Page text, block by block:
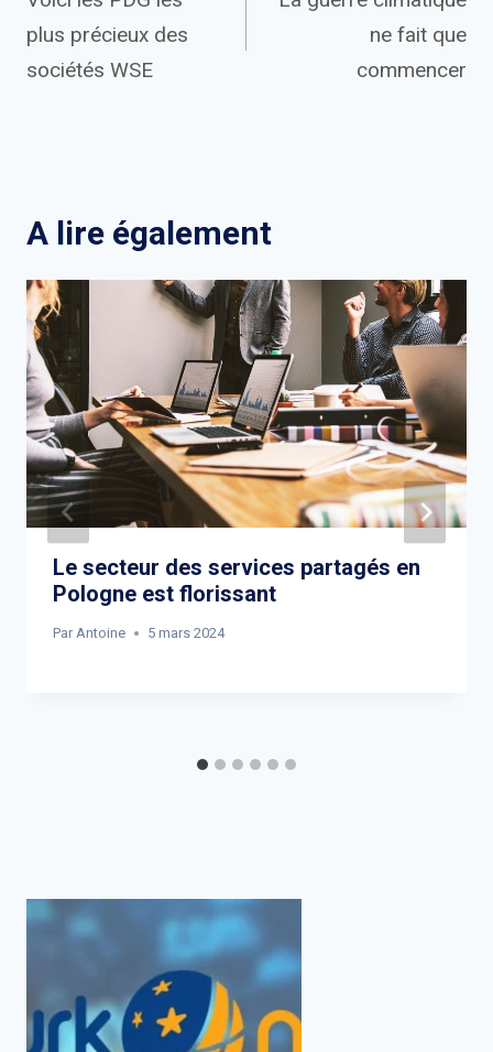
de
l’article
plus précieux des
sociétés WSE
ne fait que
commencer
A lire également
Le secteur des services partagés en
Pologne est florissant
Par Antoine 5 mars 2024